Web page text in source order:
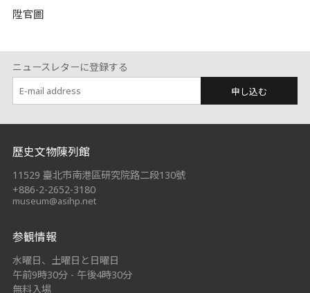
陞官圖
ニュースレターに登録する
申し込む
:::
歷史文物陳列館
11529 臺北市南港區研究院路二段130號
+886-2-2652-3180
museum@asihp.net
参観情報
水曜日、土曜日と日曜日
午前9時30分 - 午後4時30分
無料入場